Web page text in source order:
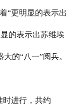
“更明显的表示出
的表示出苏维埃
的“八一”阅兵。
时进行，共约